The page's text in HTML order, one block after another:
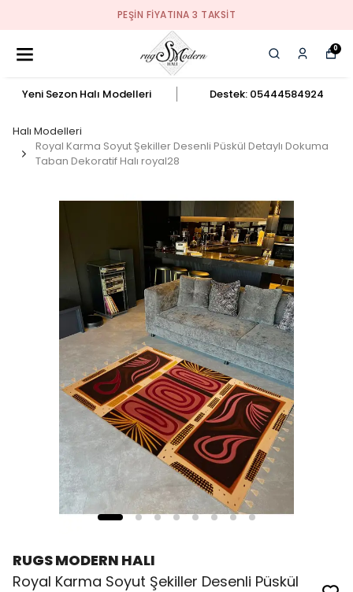
PEŞIN FIYATINA 3 TAKSIT
0
Yeni Sezon Halı Modelleri Destek: 05444584924
Halı Modelleri
Royal Karma Soyut Şekiller Desenli Püskül Detaylı Dokuma
Taban Dekoratif Halı royal28
RUGS MODERN HALI
Royal Karma Soyut Şekiller Desenli Püskül